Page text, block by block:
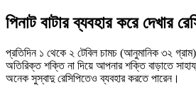
পিনাট বাটার ব্যবহার করে দেখার
প্রতিদিন ১ থেকে ২ টেবিল চামচ (আনুমানিক ৩২
অতিরিক্ত শক্তি না দিয়ে আপনার শক্তি বাড়াতে
অনেক সুস্বাদু রেসিপিতেও ব্যবহার করতে পারেন।